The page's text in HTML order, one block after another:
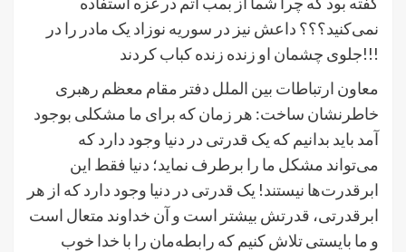
نمی‌کنید؟؟؟ داعش نیز در سوریه نوزاد یک مادر را در
جلوی چشمان او زنده زنده کباب کردند!!!
معاون ارتباطات بین الملل دفتر مقام معظم رهبری
خاطرنشان ساخت: هر زمان که برای ما مشکلی بوجود
آمد باید بدانیم که یک قدرتی در دنیا وجود دارد که
می‌تواند مشکل ما را برطرف نماید؛ دنیا فقط این
ابرقدرت‌ها نیستند! یک قدرتی در دنیا وجود دارد که از هر
ابرقدرتی، قدرتش بیشتر است و آن خداوند متعال است
و ما بایستی تلاش کنیم که رابطه‌مان را با خدا خوب